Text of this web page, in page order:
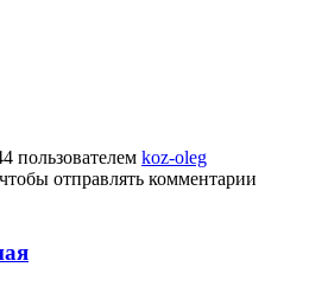
пользователем koz-oleg
отправлять комментарии